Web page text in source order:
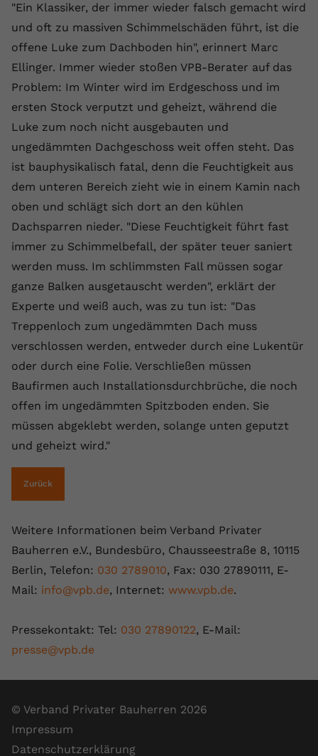
"Ein Klassiker, der immer wieder falsch gemacht wird
und oft zu massiven Schimmelschäden führt, ist die
offene Luke zum Dachboden hin", erinnert Marc
Ellinger. Immer wieder stoßen VPB-Berater auf das
Problem: Im Winter wird im Erdgeschoss und im
ersten Stock verputzt und geheizt, während die
Luke zum noch nicht ausgebauten und
ungedämmten Dachgeschoss weit offen steht. Das
ist bauphysikalisch fatal, denn die Feuchtigkeit aus
dem unteren Bereich zieht wie in einem Kamin nach
oben und schlägt sich dort an den kühlen
Dachsparren nieder. "Diese Feuchtigkeit führt fast
immer zu Schimmelbefall, der später teuer saniert
werden muss. Im schlimmsten Fall müssen sogar
ganze Balken ausgetauscht werden", erklärt der
Experte und weiß auch, was zu tun ist: "Das
Treppenloch zum ungedämmten Dach muss
verschlossen werden, entweder durch eine Lukentür
oder durch eine Folie. Verschließen müssen
Baufirmen auch Installationsdurchbrüche, die noch
offen im ungedämmten Spitzboden enden. Sie
müssen abgeklebt werden, solange unten geputzt
und geheizt wird."
Zurück
Weitere Informationen beim Verband Privater
Bauherren e.V., Bundesbüro, Chausseestraße 8, 10115
Berlin, Telefon: 030 2789010, Fax: 030 27890111, E-
Mail: info@vpb.de, Internet: www.vpb.de.
Pressekontakt: Tel: 030 27890122, E-Mail:
presse@vpb.de
© Verband Privater Bauherren 2026
Impressum
Datenschutzerklärung
Videopräferenzen des Nutzers zu
speichern, der eingebettete YouTube-
Videos verwendet.